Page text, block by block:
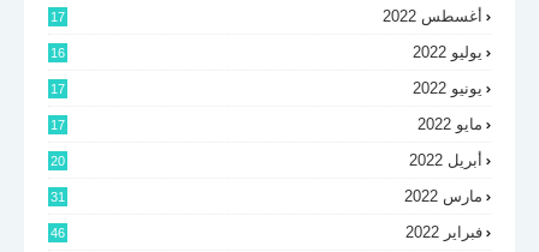
أغسطس 2022 17
يوليو 2022 16
يونيو 2022 17
مايو 2022 17
أبريل 2022 20
مارس 2022 31
فبراير 2022 46